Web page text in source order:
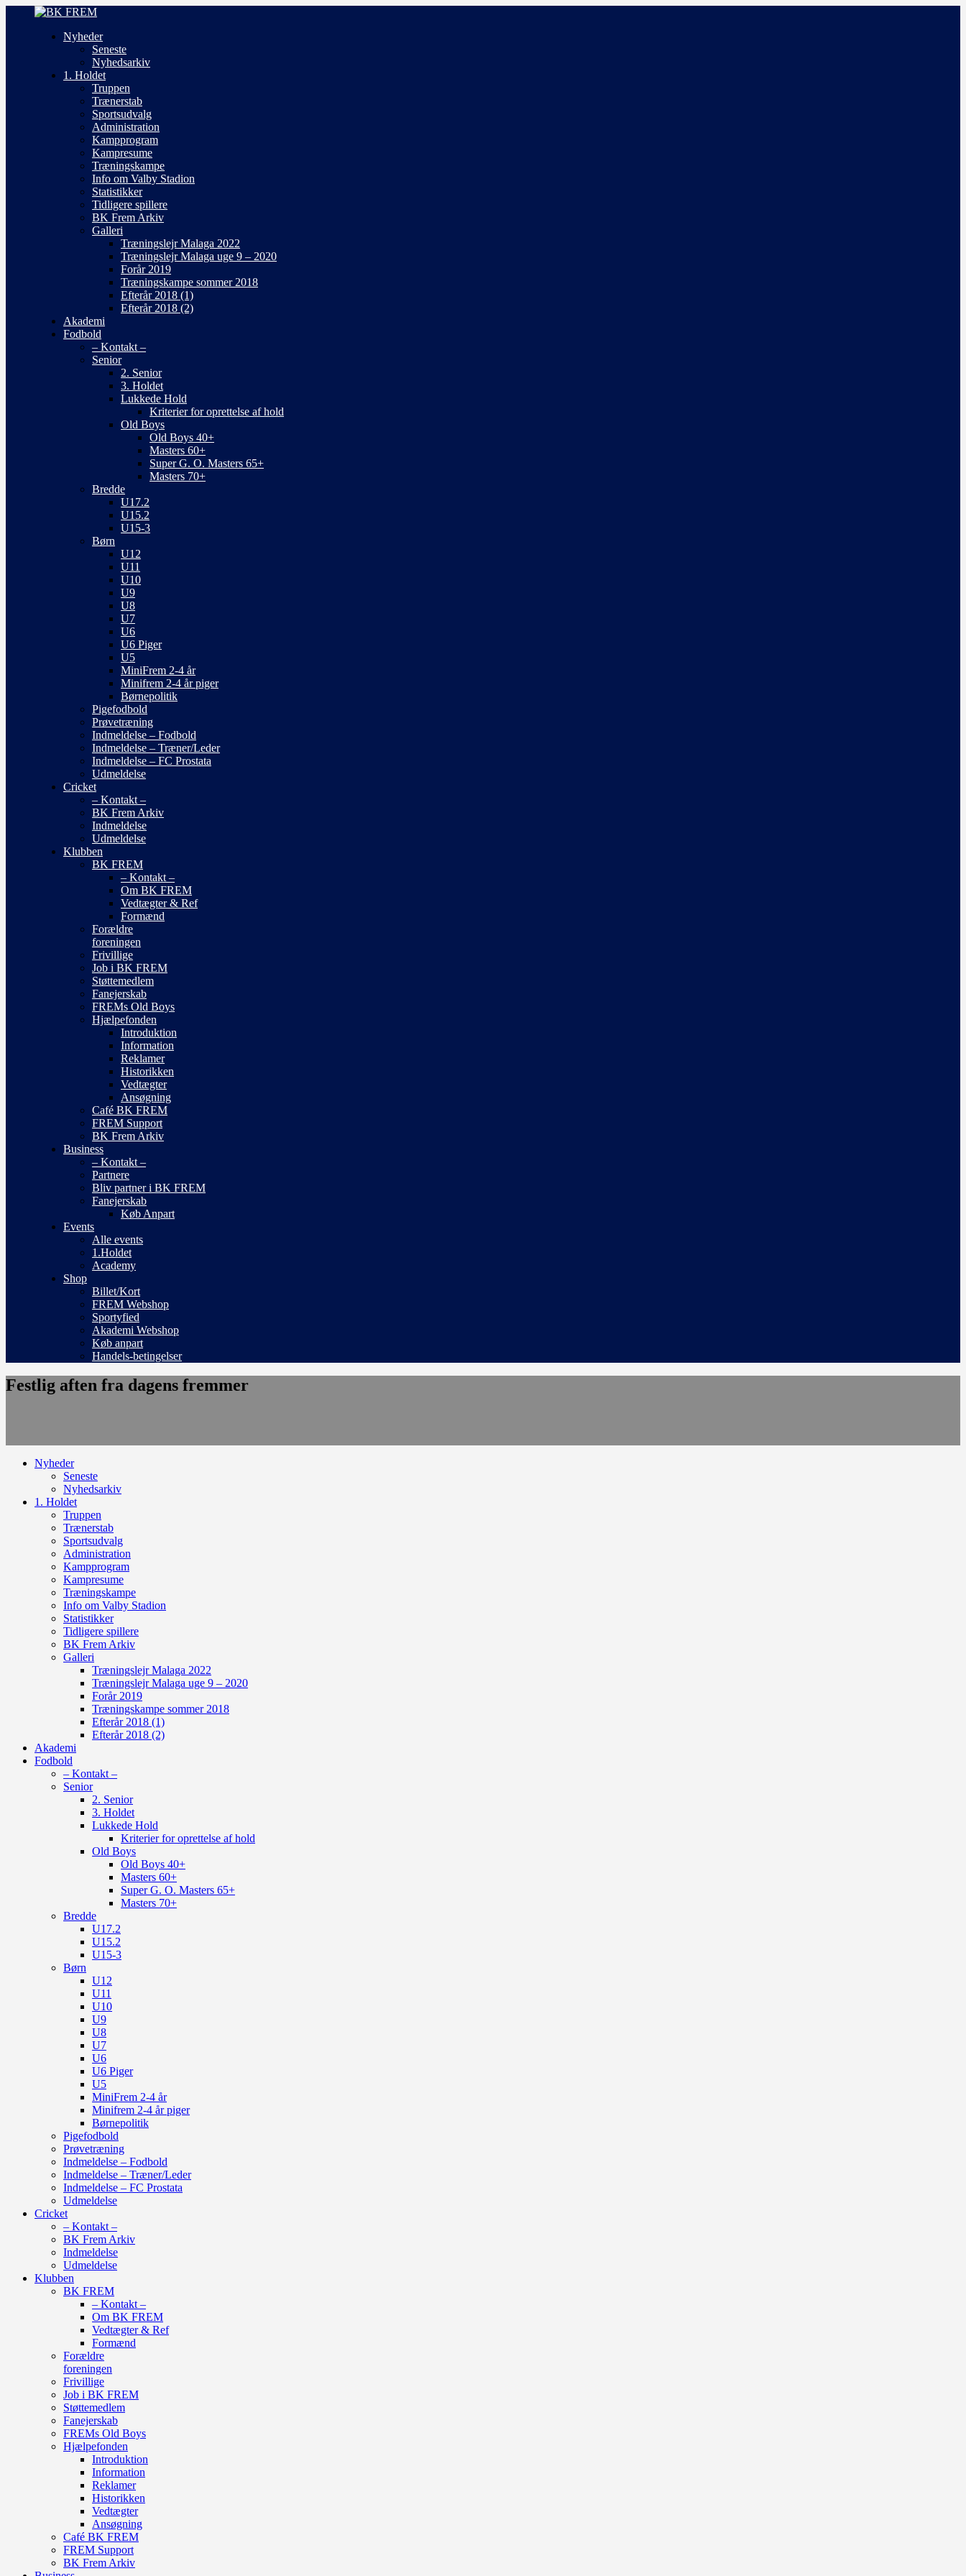
Nyheder
Seneste
Nyhedsarkiv
1. Holdet
Truppen
Trænerstab
Sportsudvalg
Administration
Kampprogram
Kampresume
Træningskampe
Info om Valby Stadion
Statistikker
Tidligere spillere
BK Frem Arkiv
Galleri
Træningslejr Malaga 2022
Træningslejr Malaga uge 9 – 2020
Forår 2019
Træningskampe sommer 2018
Efterår 2018 (1)
Efterår 2018 (2)
Akademi
Fodbold
– Kontakt –
Senior
2. Senior
3. Holdet
Lukkede Hold
Kriterier for oprettelse af hold
Old Boys
Old Boys 40+
Masters 60+
Super G. O. Masters 65+
Masters 70+
Bredde
U17.2
U15.2
U15-3
Børn
U12
U11
U10
U9
U8
U7
U6
U6 Piger
U5
MiniFrem 2-4 år
Minifrem 2-4 år piger
Børnepolitik
Pigefodbold
Prøvetræning
Indmeldelse – Fodbold
Indmeldelse – Træner/Leder
Indmeldelse – FC Prostata
Udmeldelse
Cricket
– Kontakt –
BK Frem Arkiv
Indmeldelse
Udmeldelse
Klubben
BK FREM
– Kontakt –
Om BK FREM
Vedtægter & Ref
Formænd
Forældre
foreningen
Frivillige
Job i BK FREM
Støttemedlem
Fanejerskab
FREMs Old Boys
Hjælpefonden
Introduktion
Information
Reklamer
Historikken
Vedtægter
Ansøgning
Café BK FREM
FREM Support
BK Frem Arkiv
Business
– Kontakt –
Partnere
Bliv partner i BK FREM
Fanejerskab
Køb Anpart
Events
Alle events
1.Holdet
Academy
Shop
Billet/Kort
FREM Webshop
Sportyfied
Akademi Webshop
Køb anpart
Handels-betingelser
Festlig aften fra dagens fremmer
Nyheder
Seneste
Nyhedsarkiv
1. Holdet
Truppen
Trænerstab
Sportsudvalg
Administration
Kampprogram
Kampresume
Træningskampe
Info om Valby Stadion
Statistikker
Tidligere spillere
BK Frem Arkiv
Galleri
Træningslejr Malaga 2022
Træningslejr Malaga uge 9 – 2020
Forår 2019
Træningskampe sommer 2018
Efterår 2018 (1)
Efterår 2018 (2)
Akademi
Fodbold
– Kontakt –
Senior
2. Senior
3. Holdet
Lukkede Hold
Kriterier for oprettelse af hold
Old Boys
Old Boys 40+
Masters 60+
Super G. O. Masters 65+
Masters 70+
Bredde
U17.2
U15.2
U15-3
Børn
U12
U11
U10
U9
U8
U7
U6
U6 Piger
U5
MiniFrem 2-4 år
Minifrem 2-4 år piger
Børnepolitik
Pigefodbold
Prøvetræning
Indmeldelse – Fodbold
Indmeldelse – Træner/Leder
Indmeldelse – FC Prostata
Udmeldelse
Cricket
– Kontakt –
BK Frem Arkiv
Indmeldelse
Udmeldelse
Klubben
BK FREM
– Kontakt –
Om BK FREM
Vedtægter & Ref
Formænd
Forældre
foreningen
Frivillige
Job i BK FREM
Støttemedlem
Fanejerskab
FREMs Old Boys
Hjælpefonden
Introduktion
Information
Reklamer
Historikken
Vedtægter
Ansøgning
Café BK FREM
FREM Support
BK Frem Arkiv